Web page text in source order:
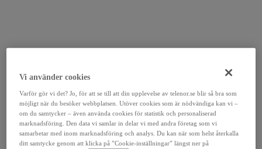
Vi använder cookies
Varför gör vi det? Jo, för att se till att din upplevelse av telenor.se blir så bra som
möjligt när du besöker webbplatsen. Utöver cookies som är nödvändiga kan vi –
om du samtycker – även använda cookies för statistik och personaliserad
marknadsföring. Den data vi samlar in delar vi med andra företag som vi
samarbetar med inom marknadsföring och analys. Du kan när som helst återkalla
ditt samtycke genom att klicka på ”Cookie-inställningar” längst ner på